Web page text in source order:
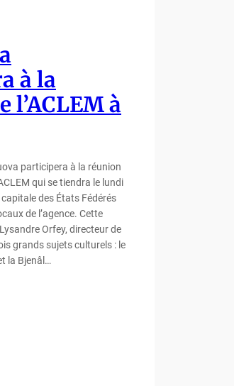
à la
l’ACLEM à
participera à la réunion
qui se tiendra le lundi
des États Fédérés
de l’agence. Cette
Orfey, directeur de
grands sujets culturels : le
la Bjenâl…